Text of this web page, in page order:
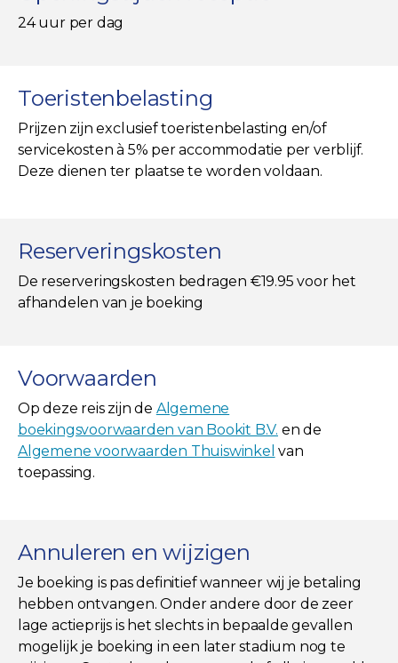
24 uur per dag
Toeristenbelasting
Prijzen zijn exclusief toeristenbelasting en/of
servicekosten à 5% per accommodatie per verblijf.
Deze dienen ter plaatse te worden voldaan.
Reserveringskosten
De reserveringskosten bedragen €19.95 voor het
afhandelen van je boeking
Voorwaarden
Op deze reis zijn de Algemene
boekingsvoorwaarden van Bookit B.V. en de
Algemene voorwaarden Thuiswinkel van
toepassing.
Annuleren en wijzigen
Je boeking is pas definitief wanneer wij je betaling
hebben ontvangen. Onder andere door de zeer
lage actieprijs is het slechts in bepaalde gevallen
mogelijk je boeking in een later stadium nog te